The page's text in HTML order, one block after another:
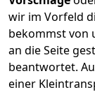
wir im Vorfeld
bekommst von
an die Seite
beantwortet.
einer